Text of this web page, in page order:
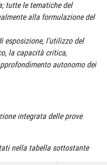
tutte le tematiche del
alla formulazione del
esposizione, l’utilizzo del
la capacità critica,
autonomo dei
integrata delle prove
nella tabella sottostante